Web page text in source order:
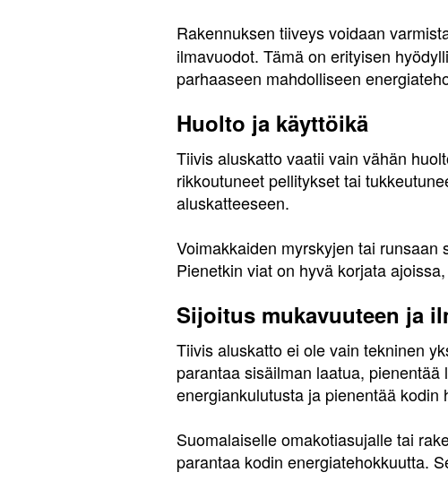
Rakennuksen tiiveys voidaan
ilmavuodot. Tämä on erityisen
parhaaseen mahdolliseen
Huolto ja käyttöikä
Tiivis aluskatto vaatii vain vähän
rikkoutuneet pellitykset tai
aluskatteeseen.
Voimakkaiden myrskyjen tai
Pienetkin viat on hyvä korjata
Sijoitus mukavuuteen ja
Tiivis aluskatto ei ole vain tekninen
parantaa sisäilman laatua,
energiankulutusta ja pienentää kodin
Suomalaiselle omakotiasujalle tai
parantaa kodin energiatehokkuutta.